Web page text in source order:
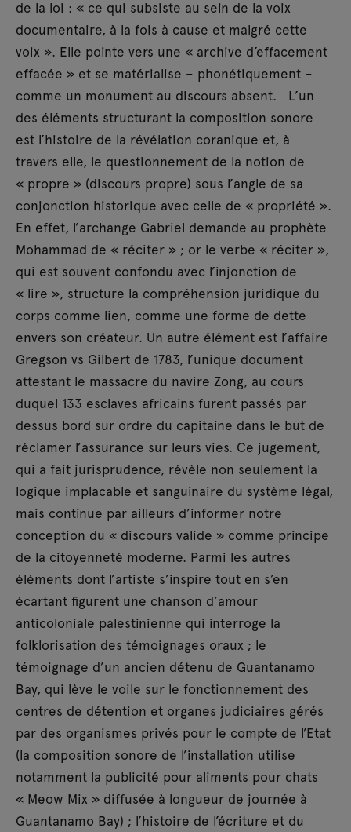
de la loi : « ce qui subsiste au sein de la voix
documentaire, à la fois à cause et malgré cette
voix ». Elle pointe vers une « archive d’effacement
effacée » et se matérialise – phonétiquement –
comme un monument au discours absent. L’un
des éléments structurant la composition sonore
est l’histoire de la révélation coranique et, à
travers elle, le questionnement de la notion de
« propre » (discours propre) sous l’angle de sa
conjonction historique avec celle de « propriété ».
En effet, l’archange Gabriel demande au prophète
Mohammad de « réciter » ; or le verbe « réciter »,
qui est souvent confondu avec l’injonction de
« lire », structure la compréhension juridique du
corps comme lien, comme une forme de dette
envers son créateur. Un autre élément est l’affaire
Gregson vs Gilbert de 1783, l’unique document
attestant le massacre du navire Zong, au cours
duquel 133 esclaves africains furent passés par
dessus bord sur ordre du capitaine dans le but de
réclamer l’assurance sur leurs vies. Ce jugement,
qui a fait jurisprudence, révèle non seulement la
logique implacable et sanguinaire du système légal,
mais continue par ailleurs d’informer notre
conception du « discours valide » comme principe
de la citoyenneté moderne. Parmi les autres
éléments dont l’artiste s’inspire tout en s’en
écartant figurent une chanson d’amour
anticoloniale palestinienne qui interroge la
folklorisation des témoignages oraux ; le
témoignage d’un ancien détenu de Guantanamo
Bay, qui lève le voile sur le fonctionnement des
centres de détention et organes judiciaires gérés
par des organismes privés pour le compte de l’Etat
(la composition sonore de l’installation utilise
notamment la publicité pour aliments pour chats
« Meow Mix » diffusée à longueur de journée à
Guantanamo Bay) ; l’histoire de l’écriture et du